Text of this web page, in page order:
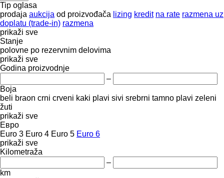
Tip oglasa
prodaja aukcija od proizvođača lizing kredit na rate razmena uz
doplatu (trade-in) razmena
prikaži sve
Stanje
polovne po rezervnim delovima
prikaži sve
Godina proizvodnje
–
Boja
beli braon crni crveni kaki plavi sivi srebrni tamno plavi zeleni
žuti
prikaži sve
Евро
Euro 3 Euro 4 Euro 5 Euro 6
prikaži sve
Kilometraža
–
km